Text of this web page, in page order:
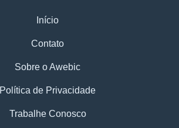
Início
Contato
Sobre o Awebic
Política de Privacidade
Trabalhe Conosco